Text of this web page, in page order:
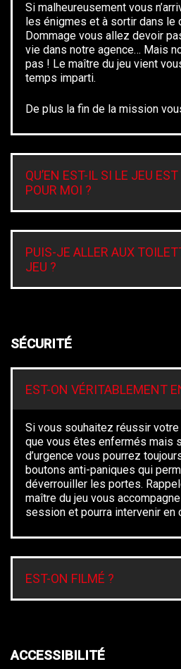
Si malheureusement vous
les énigmes et à sortir dans le
Dommage vous allez devoir
vie dans notre agence… Mais
pas ! Le maître du jeu vient
temps imparti.
De plus la fin de la mission
QU’EN EST-IL SI LE JEU
POUR MOI ?
PUIS-JE ALLER AUX
JEU ?
SÉCURITÉ
EST-ON VÉRITABLEMENT
Si vous souhaitez réussir
que vous êtes enfermés mais
d’urgence vous pourrez
boutons anti-paniques qui
déverrouiller les portes.
maître du jeu vous
session et pourra intervenir en
EST-ON FILMÉ ?
ACCESSIBILITÉ